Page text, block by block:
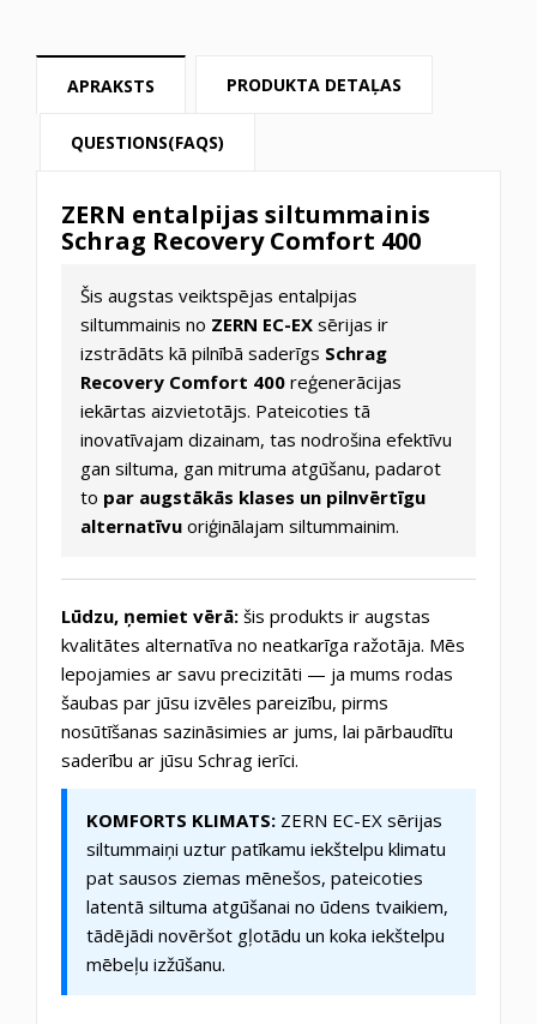
APRAKSTS PRODUKTA DETAĻAS
QUESTIONS(FAQS)
ZERN entalpijas siltummainis
Schrag Recovery Comfort 400
Šis augstas veiktspējas entalpijas
siltummainis no ZERN EC-EX sērijas ir
izstrādāts kā pilnībā saderīgs Schrag
Recovery Comfort 400 reģenerācijas
iekārtas aizvietotājs. Pateicoties tā
inovatīvajam dizainam, tas nodrošina efektīvu
gan siltuma, gan mitruma atgūšanu, padarot
to par augstākās klases un pilnvērtīgu
alternatīvu oriģinālajam siltummainim.
Lūdzu, ņemiet vērā: šis produkts ir augstas
kvalitātes alternatīva no neatkarīga ražotāja. Mēs
lepojamies ar savu precizitāti — ja mums rodas
šaubas par jūsu izvēles pareizību, pirms
nosūtīšanas sazināsimies ar jums, lai pārbaudītu
saderību ar jūsu Schrag ierīci.
KOMFORTS KLIMATS: ZERN EC-EX sērijas
siltummaiņi uztur patīkamu iekštelpu klimatu
pat sausos ziemas mēnešos, pateicoties
latentā siltuma atgūšanai no ūdens tvaikiem,
tādējādi novēršot gļotādu un koka iekštelpu
mēbeļu izžūšanu.